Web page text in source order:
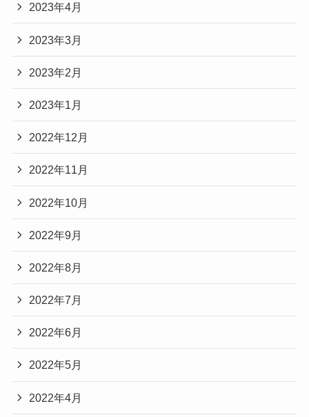
2023年4月
2023年3月
2023年2月
2023年1月
2022年12月
2022年11月
2022年10月
2022年9月
2022年8月
2022年7月
2022年6月
2022年5月
2022年4月